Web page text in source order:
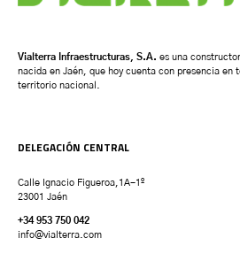
Vialterra Infraestructuras, S.A. es una
nacida en Jaén, que hoy cuenta con presencia en
territorio nacional.
DELEGACIÓN CENTRAL
Calle Ignacio Figueroa,1A-1º
23001 Jaén
+34 953 750 042
info@vialterra.com